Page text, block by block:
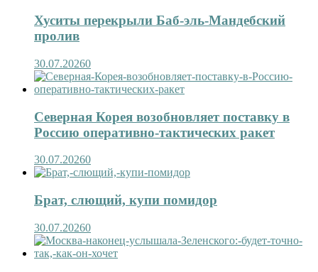
Хуситы перекрыли Баб-эль-Мандебский
пролив
30.07.20260
Северная Корея возобновляет поставку в
Россию оперативно-тактических ракет
30.07.20260
Брат, слющий, купи помидор
30.07.20260